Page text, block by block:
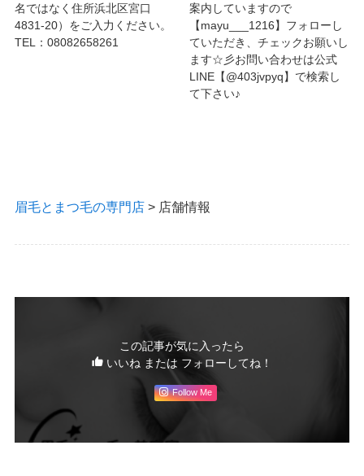
名ではなく住所浜北区宮口
4831-20）をご入力ください。
TEL：08082658261
案内していますので
【mayu___1216】フォローし
ていただき、チェックお願いし
ます☆彡お問い合わせは公式
LINE【@403jvpyq】で検索し
て下さい♪
眉毛とまつ毛の専門店> 店舗情報
この記事が気に入ったら
いいね または フォローしてね！
Follow Me